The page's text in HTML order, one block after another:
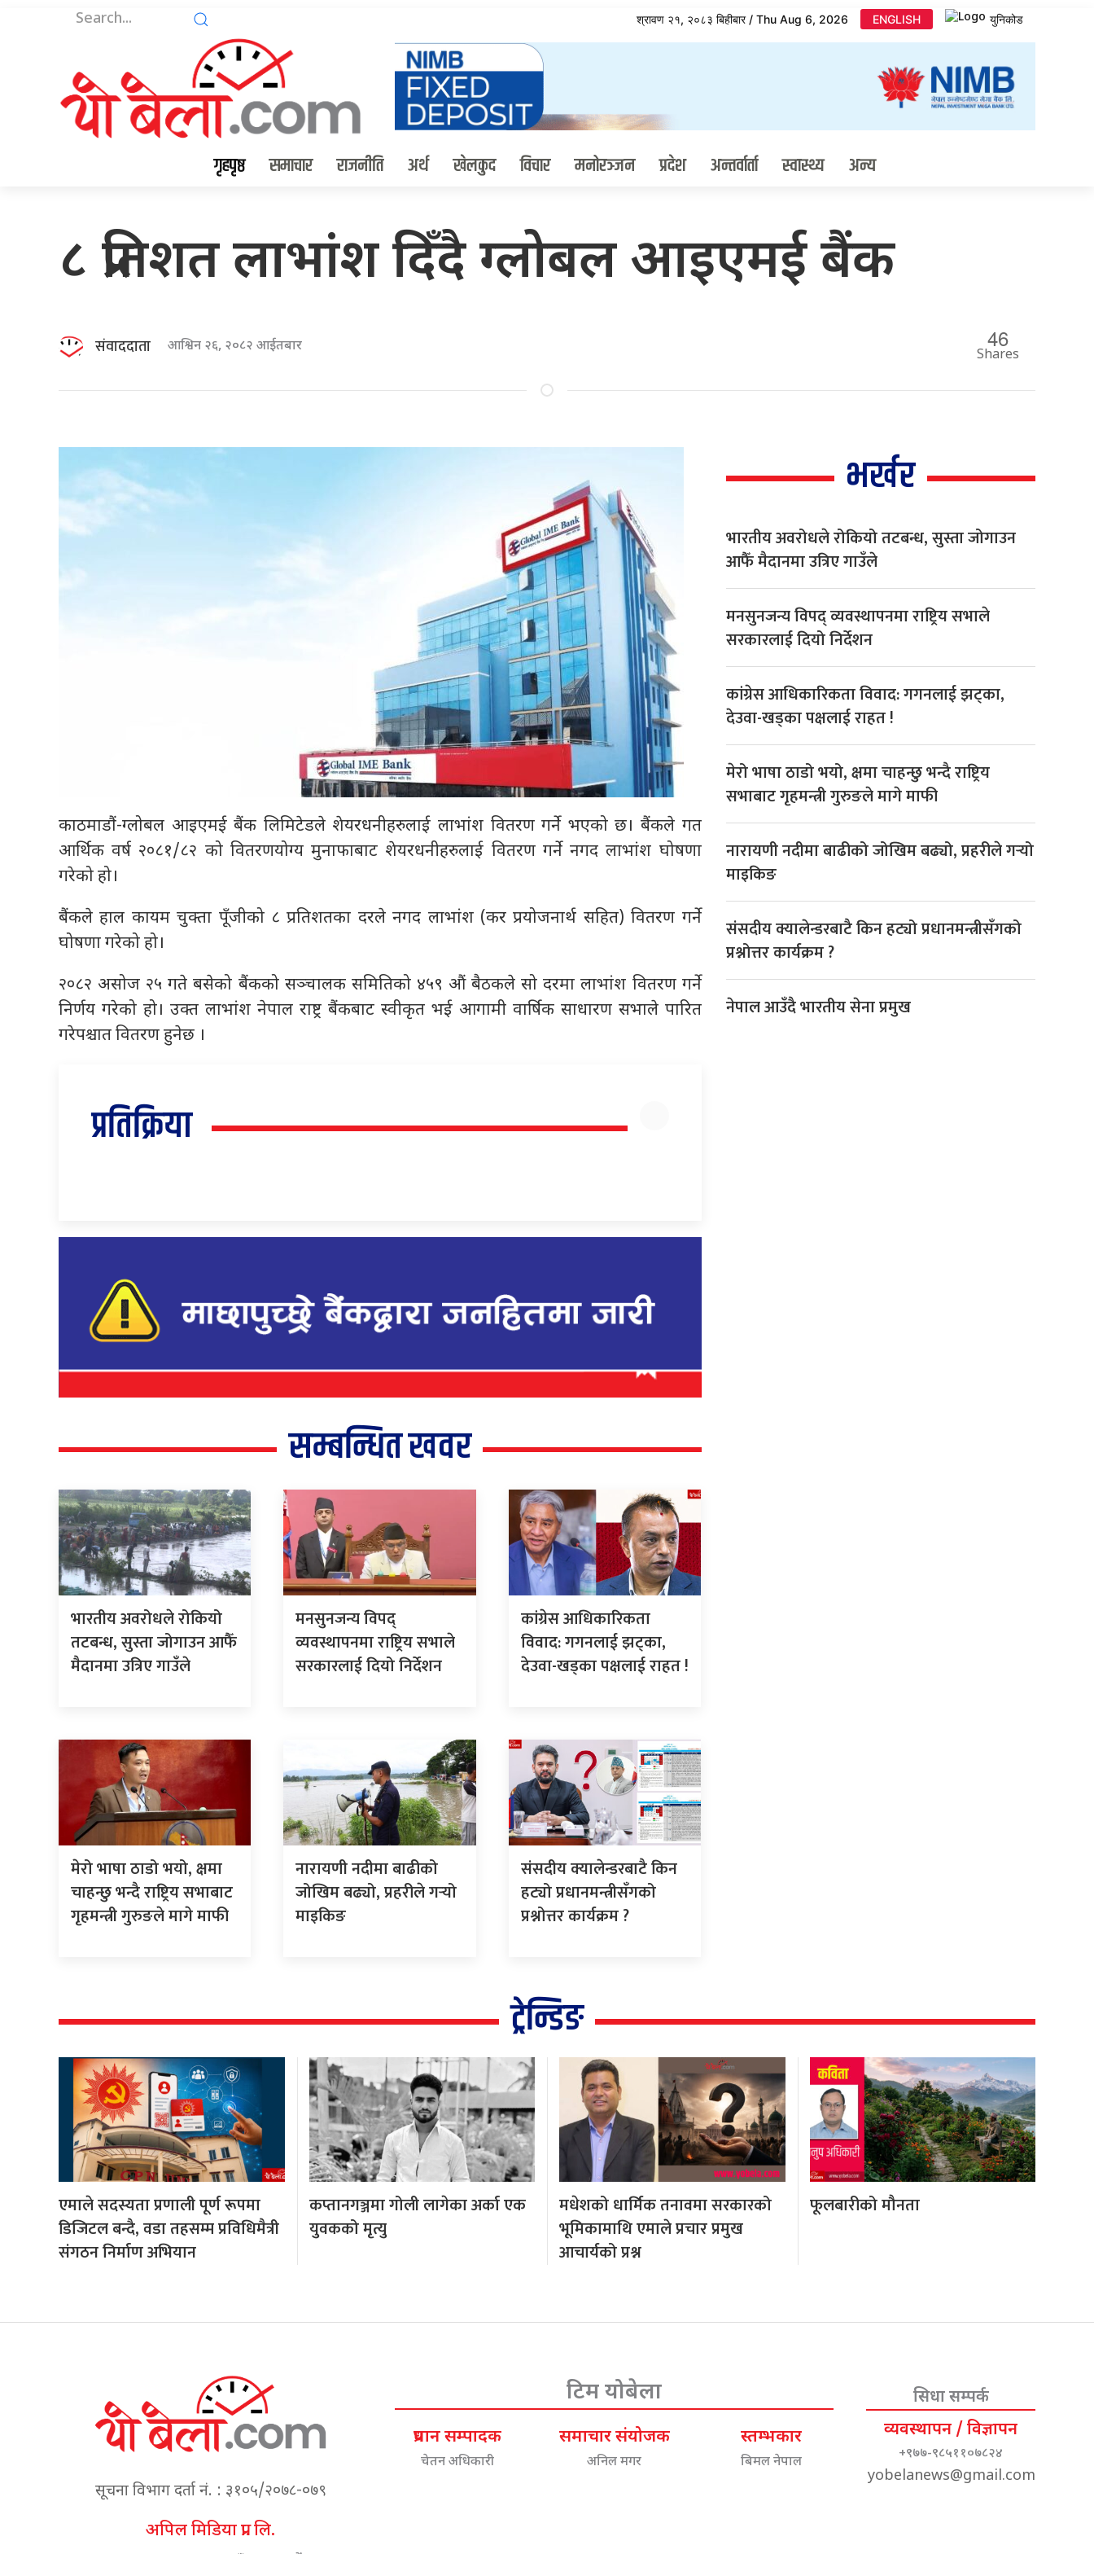
श्रावण २१, २०८३ बिहीबार / Thu Aug 6, 2026 ENGLISH युनिकोड
गृहपृष्ठ समाचार राजनीति अर्थ खेलकुद विचार मनोरञ्जन प्रदेश अन्तर्वार्ता स्वास्थ्य अन्य
८ प्रतिशत लाभांश दिँदै ग्लोबल आइएमई बैंक
संवाददाता आश्विन २६, २०८२ आईतबार 46
Shares
काठमाडौं-ग्लोबल आइएमई बैंक लिमिटेडले शेयरधनीहरुलाई लाभांश वितरण गर्ने भएको छ। बैंकले गत
आर्थिक वर्ष २०८१/८२ को वितरणयोग्य मुनाफाबाट शेयरधनीहरुलाई वितरण गर्ने नगद लाभांश घोषणा
गरेको हो।
बैंकले हाल कायम चुक्ता पूँजीको ८ प्रतिशतका दरले नगद लाभांश (कर प्रयोजनार्थ सहित) वितरण गर्ने
घोषणा गरेको हो।
२०८२ असोज २५ गते बसेको बैंकको सञ्चालक समितिको ४५९ औं बैठकले सो दरमा लाभांश वितरण गर्ने
निर्णय गरेको हो। उक्त लाभांश नेपाल राष्ट्र बैंकबाट स्वीकृत भई आगामी वार्षिक साधारण सभाले पारित
गरेपश्चात वितरण हुनेछ ।
प्रतिक्रिया
सम्बन्धित खवर
भारतीय अवरोधले रोकियो
तटबन्ध, सुस्ता जोगाउन आफैँ
मैदानमा उत्रिए गाउँले
मनसुनजन्य विपद्
व्यवस्थापनमा राष्ट्रिय सभाले
सरकारलाई दियो निर्देशन
कांग्रेस आधिकारिकता
विवाद: गगनलाई झट्का,
देउवा-खड्का पक्षलाई राहत !
मेरो भाषा ठाडो भयो, क्षमा
चाहन्छु भन्दै राष्ट्रिय सभाबाट
गृहमन्त्री गुरुङले मागे माफी
नारायणी नदीमा बाढीको
जोखिम बढ्यो, प्रहरीले गर्‍यो
माइकिङ
संसदीय क्यालेन्डरबाटै किन
हट्यो प्रधानमन्त्रीसँगको
प्रश्नोत्तर कार्यक्रम ?
भर्खर
भारतीय अवरोधले रोकियो तटबन्ध, सुस्ता जोगाउन
आफैँ मैदानमा उत्रिए गाउँले
मनसुनजन्य विपद् व्यवस्थापनमा राष्ट्रिय सभाले
सरकारलाई दियो निर्देशन
कांग्रेस आधिकारिकता विवाद: गगनलाई झट्का,
देउवा-खड्का पक्षलाई राहत !
मेरो भाषा ठाडो भयो, क्षमा चाहन्छु भन्दै राष्ट्रिय
सभाबाट गृहमन्त्री गुरुङले मागे माफी
नारायणी नदीमा बाढीको जोखिम बढ्यो, प्रहरीले गर्‍यो
माइकिङ
संसदीय क्यालेन्डरबाटै किन हट्यो प्रधानमन्त्रीसँगको
प्रश्नोत्तर कार्यक्रम ?
नेपाल आउँदै भारतीय सेना प्रमुख
ट्रेन्डिङ
एमाले सदस्यता प्रणाली पूर्ण रूपमा
डिजिटल बन्दै, वडा तहसम्म प्रविधिमैत्री
संगठन निर्माण अभियान
कप्तानगञ्जमा गोली लागेका अर्का एक
युवकको मृत्यु
मधेशको धार्मिक तनावमा सरकारको
भूमिकामाथि एमाले प्रचार प्रमुख
आचार्यको प्रश्न
फूलबारीको मौनता
सूचना विभाग दर्ता नं. : ३१०५/२०७८-०७९
अपिल मिडिया प्रा. लि.
टिम योबेला
प्रधान सम्पादक
चेतन अधिकारी
समाचार संयोजक
अनिल मगर
स्तम्भकार
बिमल नेपाल
सिधा सम्पर्क
व्यवस्थापन / विज्ञापन
+९७७-९८५११०७८२४
yobelanews@gmail.com